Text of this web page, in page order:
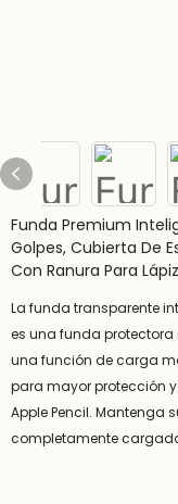
Funda Premium
Golpes, Cubierta De
Con Ranura Para
La funda transparente
es una funda protectora
una función de carga
para mayor protección
Apple Pencil. Mantenga
completamente